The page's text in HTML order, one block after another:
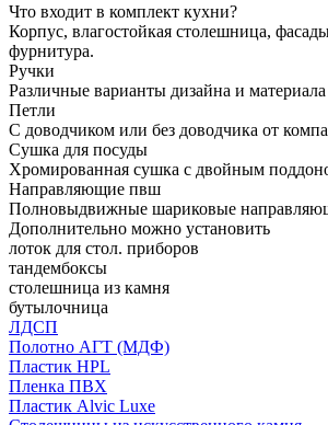
Что входит в комплект кухни?
Корпус, влагостойкая столешница,
фурнитура.
Ручки
Различные варианты дизайна и
Петли
С доводчиком или без доводчика от
Сушка для посуды
Хромированная сушка с двойным
Направляющие пвш
Полновыдвижные шариковые
Дополнительно можно установить
лоток для стол. приборов
тандембоксы
столешница из камня
бутылочница
ЛДСП
Полотно АГТ (МДФ)
Пластик HPL
Пленка ПВХ
Пластик Alvic Luxe